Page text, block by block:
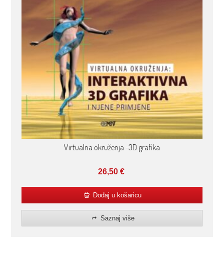
Virtualna okruženja -3D grafika
26,50 €
Dodaj u košaricu
Saznaj više